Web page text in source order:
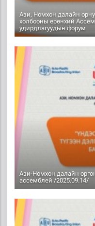
Ази, Номхон далайн
холбооны ерөнхий
удирдлагуудын форум
Ази-Номхон далайн
ассемблей /2025.09.14/